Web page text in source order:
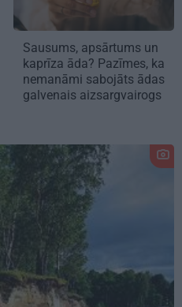
Sausums, apsārtums un
kaprīza āda? Pazīmes, ka
nemanāmi sabojāts ādas
galvenais aizsargvairogs